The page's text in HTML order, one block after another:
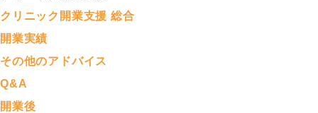
クリニック開業支援 総合
開業実績
その他のアドバイス
Q&A
開業後